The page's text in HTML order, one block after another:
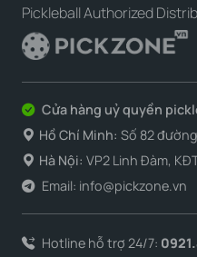
Pickleball Authorized
Cửa hàng uỷ quyền
Hồ Chí Minh: Số 82
Hà Nội: VP2 Linh Đàm,
Email: info@pickzone.vn
Hotline hỗ trợ 24/7: